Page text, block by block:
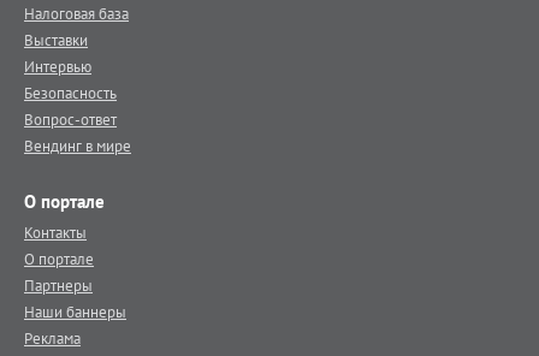
Налоговая база
Выставки
Интервью
Безопасность
Вопрос-ответ
Вендинг в мире
О портале
Контакты
О портале
Партнеры
Наши баннеры
Реклама